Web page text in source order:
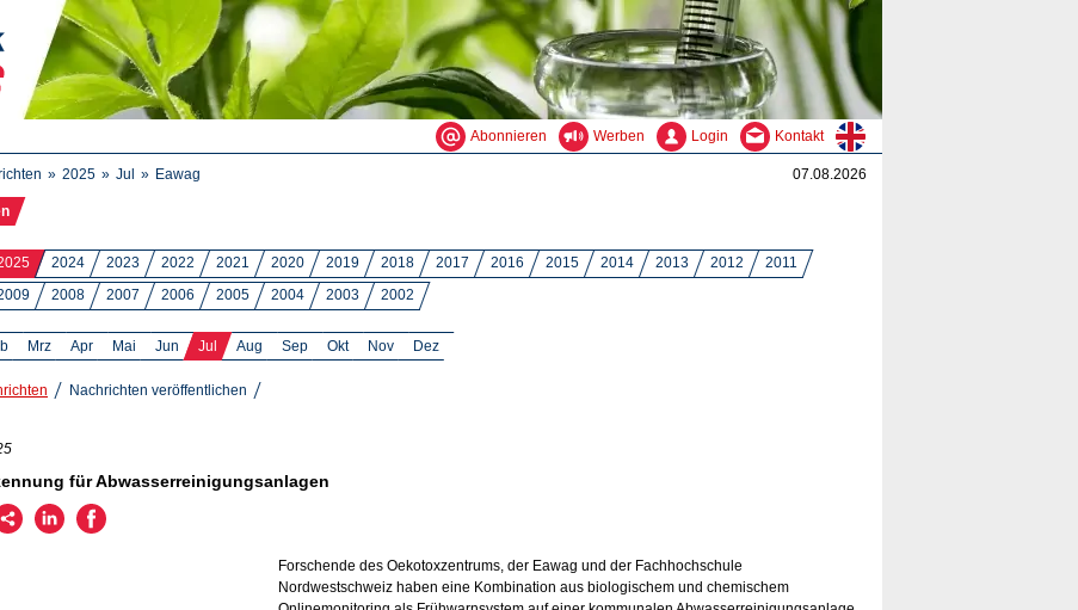
Abonnieren Werben Login Kontakt
2025 Jul Eawag 07.08.2026
2024 2023 2022 2021 2020 2019 2018 2017 2016 2015 2014 2013 2012
2011
2008 2007 2006 2005 2004 2003 2002
Mrz Apr Mai Jun Jul Aug Sep Okt Nov Dez
Nachrichten veröffentlichen
für Abwasserreinigungsanlagen
Forschende des Oekotoxzentrums, der Eawag und der Fachhochschule
Nordwestschweiz haben eine Kombination aus biologischem und chemischem